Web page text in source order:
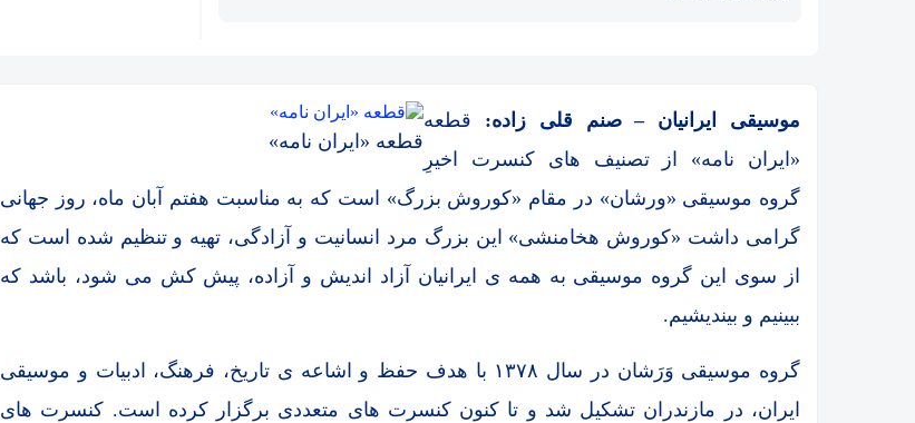
قطعه «ایران نامه»
موسیقی ایرانیان – صنم قلی زاده: قطعه
«ایران نامه» از تصنیف های کنسرت اخیرِ
گروه موسیقی «ورشان» در مقام «کوروش بزرگ» است که به مناسبت هفتم آبان ماه، روز جهانی
گرامی داشت «کوروش هخامنشی» این بزرگ مرد انسانیت و آزادگی، تهیه و تنظیم شده است که
از سوی این گروه موسیقی به همه ی ایرانیان آزاد اندیش و آزاده، پیش کش می شود، باشد که
ببینیم و بیندیشیم.
گروه موسیقی وَرَشان در سال ۱۳۷۸ با هدف حفظ و اشاعه ی تاریخ، فرهنگ، ادبیات و موسیقی
ایران، در مازندران تشکیل شد و تا کنون کنسرت های متعددی برگزار کرده است. کنسرت های